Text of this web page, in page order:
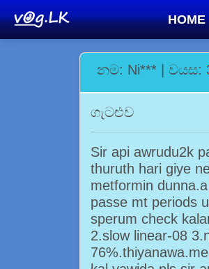
HOME
නම: Ni*** | වයස:
ගැටළුව
Sir api awrudu2k
thuruth hari giye
metformin
passe mt periods
sperum check
2.slow linear-08